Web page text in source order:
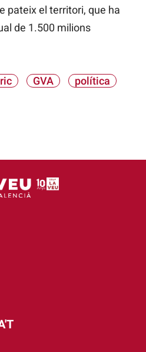
pateix el territori, que ha
de 1.500 milions
GVA
política